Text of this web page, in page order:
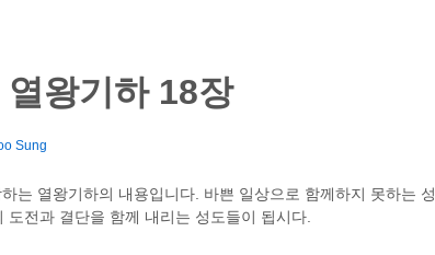
왕기하 18장
Sung
는 열왕기하의 내용입니다. 바쁜 일상으로 함께하지 못하는 성
전과 결단을 함께 내리는 성도들이 됩시다.